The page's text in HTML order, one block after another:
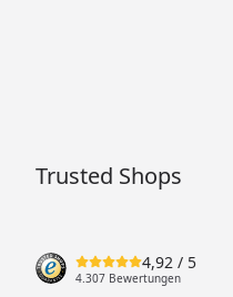
Trusted Shops
4,92 / 5
4.307 Bewertungen